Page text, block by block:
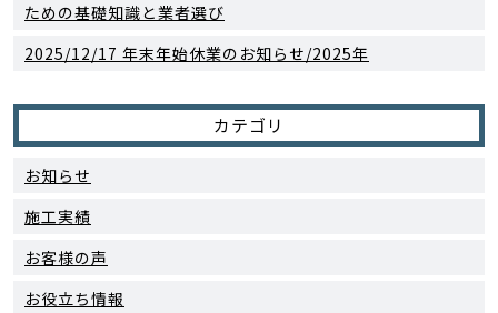
ための基礎知識と業者選び
2025/12/17 年末年始休業のお知らせ/2025年
カテゴリ
お知らせ
施工実績
お客様の声
お役立ち情報